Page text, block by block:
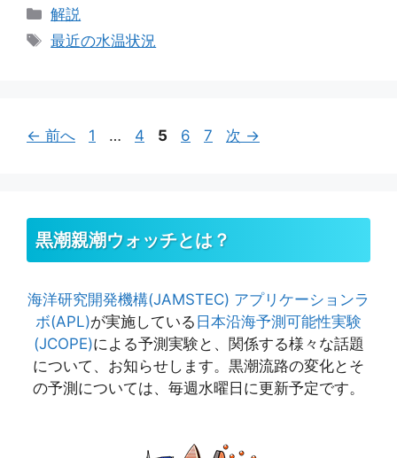
カ
テ
解説
タ
最近の水温状況
← 前へ
ペ
1 …
ペ
4
ペ
5
ペ
6
ペ
7 次 →
黒潮親潮ウォッチとは？
海洋研究開発機構(JAMSTEC) アプリケーションラ
ボ(APL)が実施している 日本沿海予測可能性実験
(JCOPE)による予測実験と、関係する様々な話題
について、お知らせします。黒潮流路の変化とそ
の予測については、毎週水曜日に更新予定です。